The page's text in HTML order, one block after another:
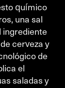
químico
una sal
ingrediente
cerveza y
de
el
saladas y